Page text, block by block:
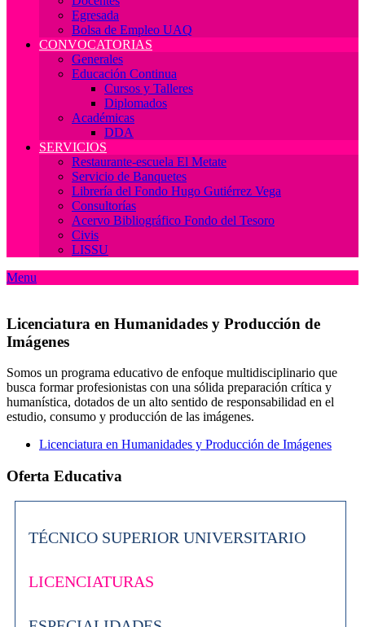
Egresada
Bolsa de Empleo UAQ
CONVOCATORIAS
Generales
Educación Continua
Cursos y Talleres
Diplomados
Académicas
DDA
SERVICIOS
Restaurante-escuela El Metate
Servicio de Banquetes
Librería del Fondo Hugo Gutiérrez Vega
Consultorías
Acervo Bibliográfico Fondo del Tesoro
Civis
LISSU
Menu
Licenciatura en Humanidades y Producción de
Imágenes
Somos un programa educativo de enfoque multidisciplinario que
busca formar profesionistas con una sólida preparación crítica y
humanística, dotados de un alto sentido de responsabilidad en el
estudio, consumo y producción de las imágenes.
Licenciatura en Humanidades y Producción de Imágenes
Oferta Educativa
TÉCNICO SUPERIOR UNIVERSITARIO
LICENCIATURAS